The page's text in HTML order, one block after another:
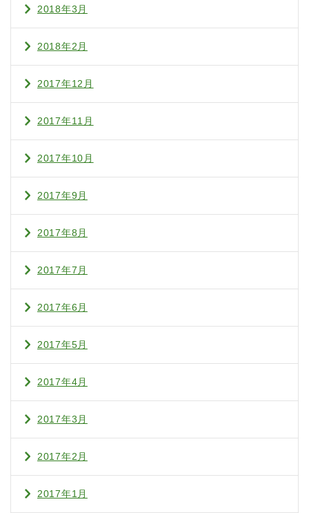
2018年3月
2018年2月
2017年12月
2017年11月
2017年10月
2017年9月
2017年8月
2017年7月
2017年6月
2017年5月
2017年4月
2017年3月
2017年2月
2017年1月